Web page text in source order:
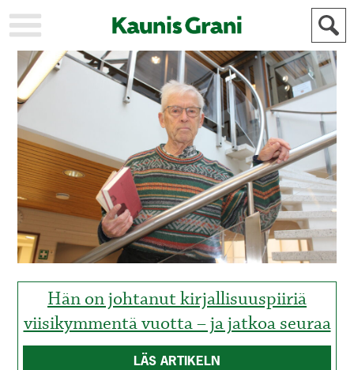
KAUPUNKI
STADEN
AJANKOHTAISTA
AKTUELLT
IDROTT
KULTTUURI
KULTUR
HISTORIA
HISTORIA
YLEINEN
ALLMÄN
MAINOSTAJILLE
FÖR
ANNONSÖRER
Hän on johtanut kirjallisuuspiiriä
viisikymmentä vuotta – ja jatkoa seuraa
LÄS ARTIKELN